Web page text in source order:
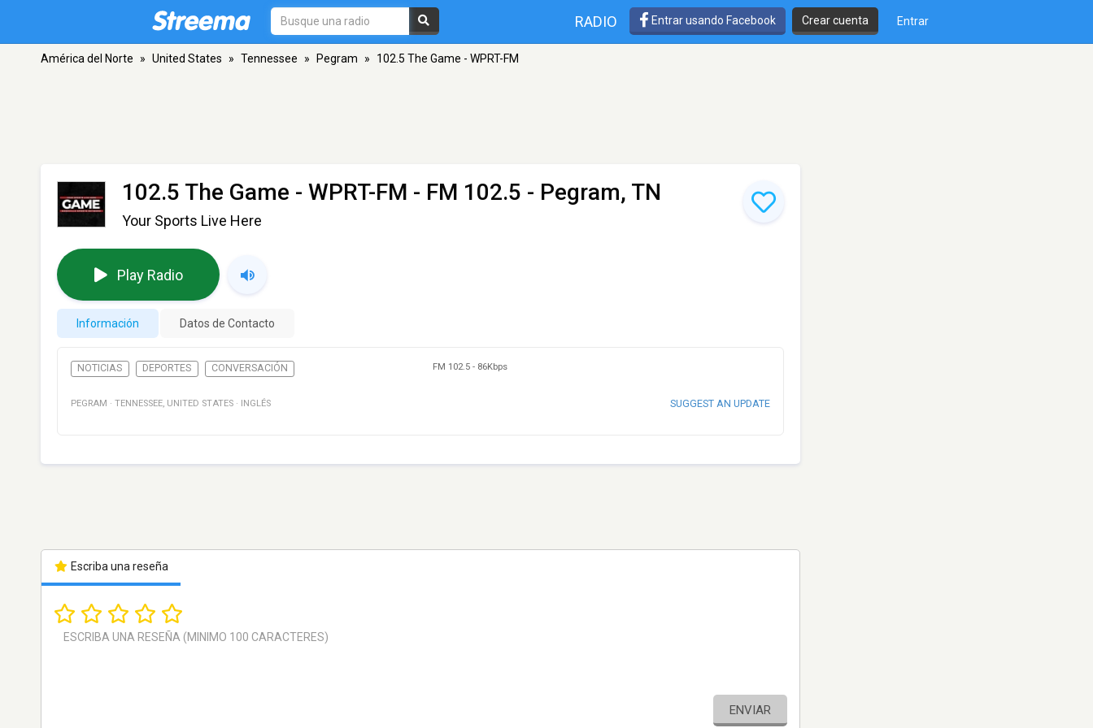
RADIO Entrar usando Facebook Crear cuenta Entrar
América del Norte » United States » Tennessee » Pegram » 102.5 The Game - WPRT-FM
102.5 The Game - WPRT-FM - FM 102.5 - Pegram, TN
Your Sports Live Here
Play Radio
Información Datos de Contacto
NOTICIAS DEPORTES CONVERSACIÓN FM 102.5 - 86Kbps
PEGRAM · TENNESSEE, UNITED STATES · INGLÉS SUGGEST AN UPDATE
Escriba una reseña
ENVIAR